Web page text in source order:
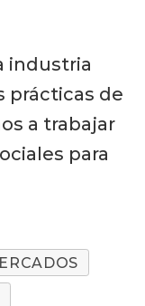
industria
prácticas de
a trabajar
para